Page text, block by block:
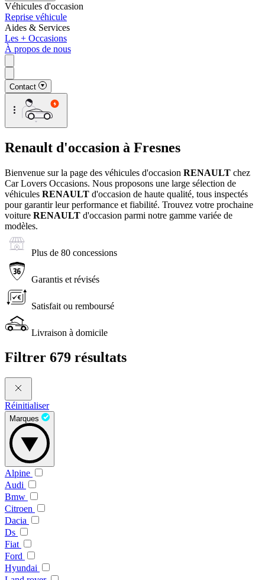
Véhicules d'occasion
Reprise véhicule
Aides & Services
Les + Occasions
À propos de nous
Contact
Renault d'occasion à Fresnes
Bienvenue sur la page des véhicules d'occasion RENAULT chez
Car Lovers Occasions. Nous proposons une large sélection de
véhicules RENAULT d'occasion de haute qualité, tous inspectés
pour garantir leur performance et fiabilité. Trouvez votre prochaine
voiture RENAULT d'occasion parmi notre gamme variée de
modèles.
Plus de 80 concessions
Garantis et révisés
Satisfait ou remboursé
Livraison à domicile
Filtrer 679 résultats
Réinitialiser
Marques
Alpine
Audi
Bmw
Citroen
Dacia
Ds
Fiat
Ford
Hyundai